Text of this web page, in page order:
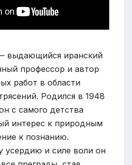
выдающийся иранский
профессор и автор
работ в области
Родился в 1948
с самого детства
интерес к природным
к познанию.
усердию и силе воли он